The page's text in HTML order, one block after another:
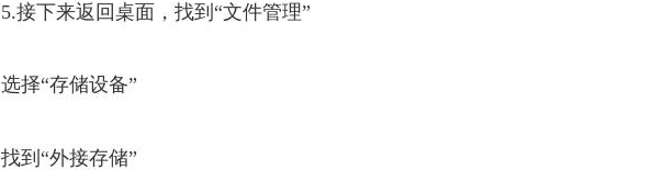
5.接下来返回桌面，找到“文件管理”
选择“存储设备”
找到“外接存储”